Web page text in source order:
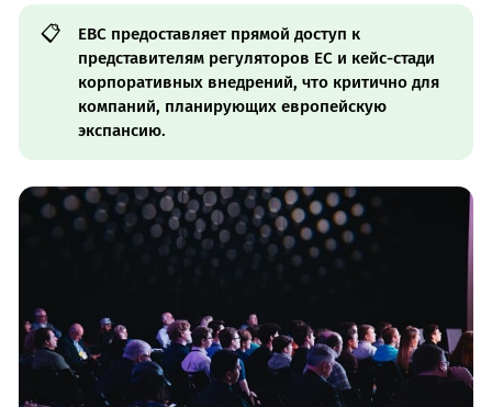
📋
EBC предоставляет прямой доступ к
представителям регуляторов ЕС и кейс-стади
корпоративных внедрений, что критично для
компаний, планирующих европейскую
экспансию.